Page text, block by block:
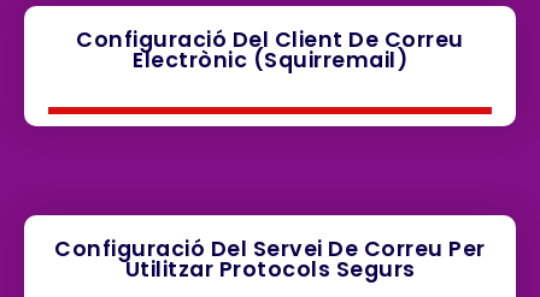
Configuració Del Client De Correu
Electrònic (squirremail)
Configuració Del Servei De Correu Per
Utilitzar Protocols Segurs